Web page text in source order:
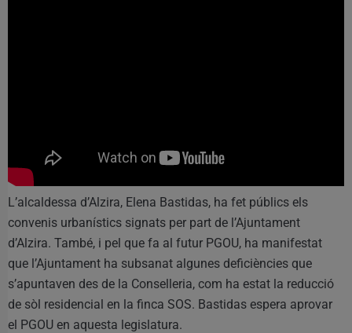
L’alcaldessa d’Alzira, Elena Bastidas, ha fet públics els
convenis urbanístics signats per part de l’Ajuntament
d’Alzira. També, i pel que fa al futur PGOU, ha manifestat
que l’Ajuntament ha subsanat algunes deficiències que
s’apuntaven des de la Conselleria, com ha estat la reducció
de sòl residencial en la finca SOS. Bastidas espera aprovar
el PGOU en aquesta legislatura.